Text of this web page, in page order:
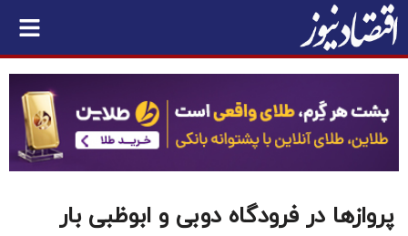
پروازها در فرودگاه دوبی و ابوظبی بار